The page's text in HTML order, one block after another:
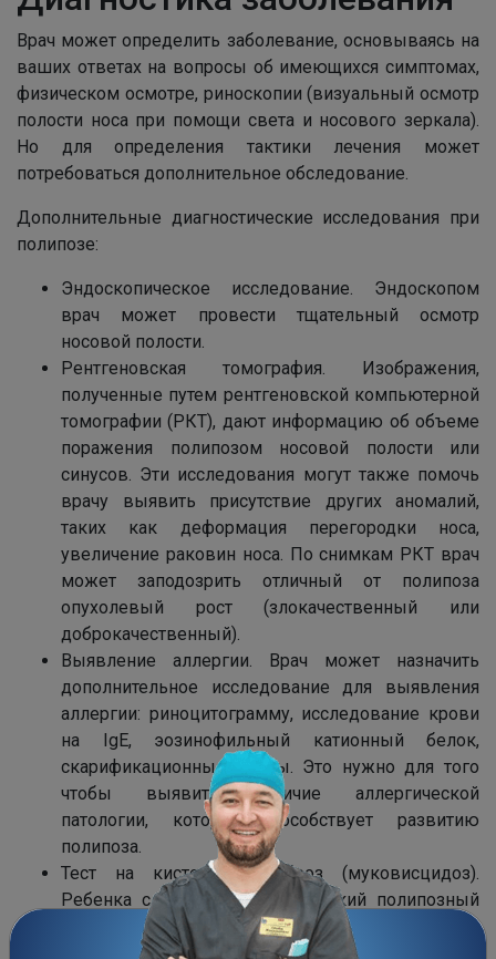
Врач может определить заболевание, основываясь на
ваших ответах на вопросы об имеющихся симптомах,
физическом осмотре, риноскопии (визуальный осмотр
полости носа при помощи света и носового зеркала).
Но для определения тактики лечения может
потребоваться дополнительное обследование.
Дополнительные диагностические исследования при
полипозе:
Эндоскопическое исследование. Эндоскопом
врач может провести тщательный осмотр
носовой полости.
Рентгеновская томография. Изображения,
полученные путем рентгеновской компьютерной
томографии (РКТ), дают информацию об объеме
поражения полипозом носовой полости или
синусов. Эти исследования могут также помочь
врачу выявить присутствие других аномалий,
таких как деформация перегородки носа,
увеличение раковин носа. По снимкам РКТ врач
может заподозрить отличный от полипоза
опухолевый рост (злокачественный или
доброкачественный).
Выявление аллергии. Врач может назначить
дополнительное исследование для выявления
аллергии: риноцитограмму, исследование крови
на IgE, эозинофильный катионный белок,
скарификационные пробы. Это нужно для того
чтобы выявить наличие аллергической
патологии, которая способствует развитию
полипоза.
Тест на кистозный фиброз (муковисцидоз).
Ребенка с диагнозом хронический полипозный
синусит необходимо обследовать на
муковисцидоз. Это наследственное заболевание,